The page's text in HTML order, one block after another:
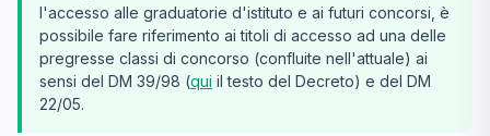
l'accesso alle graduatorie d'istituto e ai futuri concorsi, è
possibile fare riferimento ai titoli di accesso ad una delle
pregresse classi di concorso (confluite nell'attuale) ai
sensi del DM 39/98 (qui il testo del Decreto) e del DM
22/05.